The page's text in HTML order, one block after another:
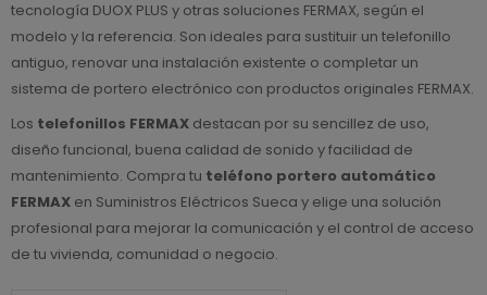
tecnología DUOX PLUS y otras soluciones FERMAX, según el
modelo y la referencia. Son ideales para sustituir un telefonillo
antiguo, renovar una instalación existente o completar un
sistema de portero electrónico con productos originales FERMAX.
Los telefonillos FERMAX destacan por su sencillez de uso,
diseño funcional, buena calidad de sonido y facilidad de
mantenimiento. Compra tu teléfono portero automático
FERMAX en Suministros Eléctricos Sueca y elige una solución
profesional para mejorar la comunicación y el control de acceso
de tu vivienda, comunidad o negocio.